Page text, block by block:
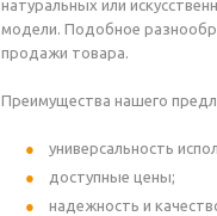
натуральных или
модели. Подобное
продажи товара.
Преимущества нашего
универсальность
доступные цены;
надежность и